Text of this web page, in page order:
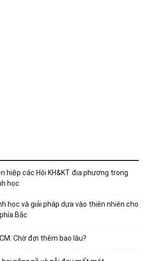
hiệp các Hội KH&KT địa phương trong
học
học và giải pháp dựa vào thiên nhiên cho
Bắc
Chờ đợi thêm bao lâu?